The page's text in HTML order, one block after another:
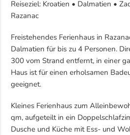
Reiseziel: Kroatien • Dalmatien •
Razanac
Freistehendes Ferienhaus in
Dalmatien für bis zu 4 Personen.
300 vom Strand entfernt, in einer
Haus ist für einen erholsamen
geeignet.
Kleines Ferienhaus zum
qm, aufgeteilt in ein
Dusche und Küche mit Ess- und